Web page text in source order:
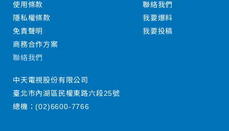
使用條款
隱私權條款
免責聲明
商務合作方案
聯絡我們
我要爆料
我要投稿
聯絡我們
中天電視股份有限公司
臺北市內湖區民權東路六段25號
總機：(02)6600-7766